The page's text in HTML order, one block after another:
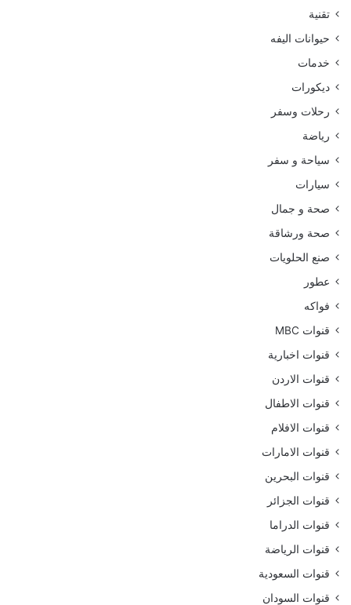
تقنية
حيوانات اليفه
خدمات
ديكورات
رحلات وسفر
رياضة
سياحة و سفر
سيارات
صحة و جمال
صحة ورشاقة
صنع الحلويات
عطور
فواكه
قنوات MBC
قنوات اخبارية
قنوات الاردن
قنوات الاطفال
قنوات الافلام
قنوات الامارات
قنوات البحرين
قنوات الجزائر
قنوات الدراما
قنوات الرياضة
قنوات السعودية
قنوات السودان